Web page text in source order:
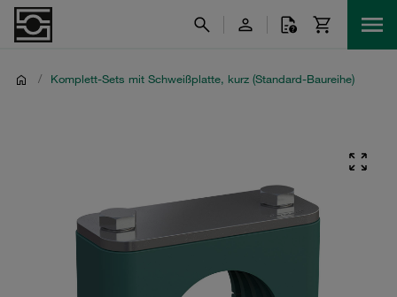
/ Komplett-Sets mit Schweißplatte, kurz (Standard-Baureihe)